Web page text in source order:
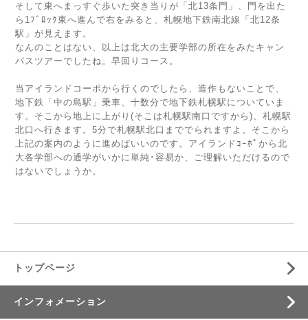
そして東へまっすぐ歩いた突き当りが「北13条門」、門を出た
ら1ﾌﾞﾛｯｸ東へ進んで右をみると、札幌地下鉄南北線「北12条
駅」が見えます。
なんのことはない、以上は北大の主要学部の所在をみたキャン
パスツアーでしたね。早回りコース。
当アイランドコーポから行くのでしたら、造作もないことで、
地下鉄「中の島駅」乗車、十数分で地下鉄札幌駅についていま
す。そこから地上に上がり(そこは札幌駅南口ですから)、札幌駅
北口へ行きます。5分で札幌駅北口まででられますよ。そこから
上記の案内のように進めばいいのです。アイランドｺｰﾎﾟから北
大各学部への通学がいかに単純･容易か、ご理解いただけるので
はないでしょうか。
トップページ
インフォメーション